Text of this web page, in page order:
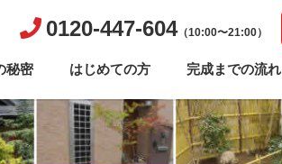
0120-447-604（10:00〜21:00）
秘密 はじめての方 完成までの流れ